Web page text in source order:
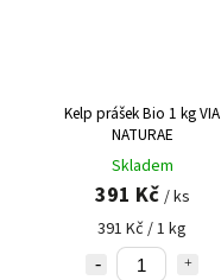
Kelp prášek Bio 1 kg VIA
NATURAE
Skladem
391 Kč / ks
391 Kč / 1 kg